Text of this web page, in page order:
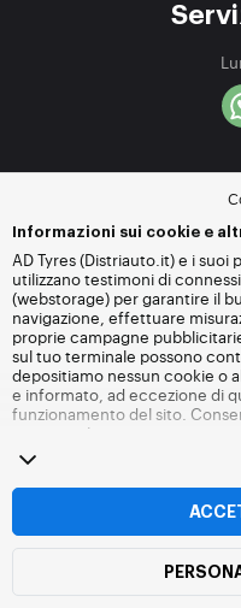
Informazioni sui cookie e
AD Tyres (Distriauto.it) e i
utilizzano testimoni di
(webstorage) per garantire il
navigazione, effettuare
proprie campagne
sul tuo terminale possono
depositiamo nessun cookie o
e informato, ad eccezione di
funzionamento del sito.
revocare il tuo consenso in
dei cookie e altri tracker
senza accettare il deposito di
impedisce l'accesso ai servizi
altri